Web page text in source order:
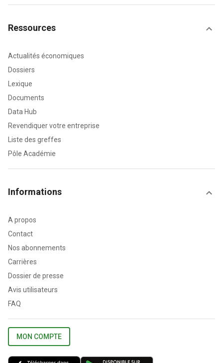
Ressources
Actualités économiques
Dossiers
Lexique
Documents
Data Hub
Revendiquer votre entreprise
Liste des greffes
Pôle Académie
Informations
A propos
Contact
Nos abonnements
Carrières
Dossier de presse
Avis utilisateurs
FAQ
MON COMPTE